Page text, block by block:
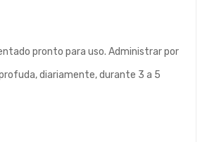
pronto para uso. Administrar por
diariamente, durante 3 a 5